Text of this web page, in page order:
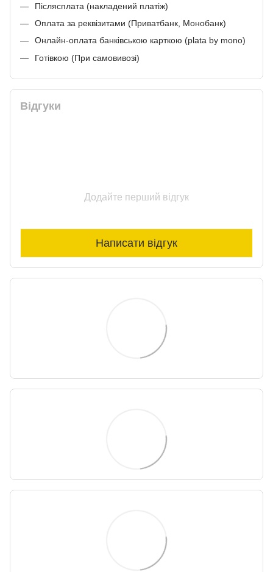
Післясплата (накладений платіж)
Оплата за реквізитами (Приватбанк, Монобанк)
Онлайн-оплата банківською карткою (plata by mono)
Готівкою (При самовивозі)
Відгуки
Додайте перший відгук
Написати відгук